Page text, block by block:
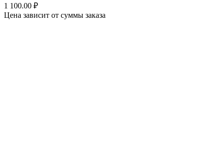
1 100.00 ₽
Цена зависит от суммы заказа